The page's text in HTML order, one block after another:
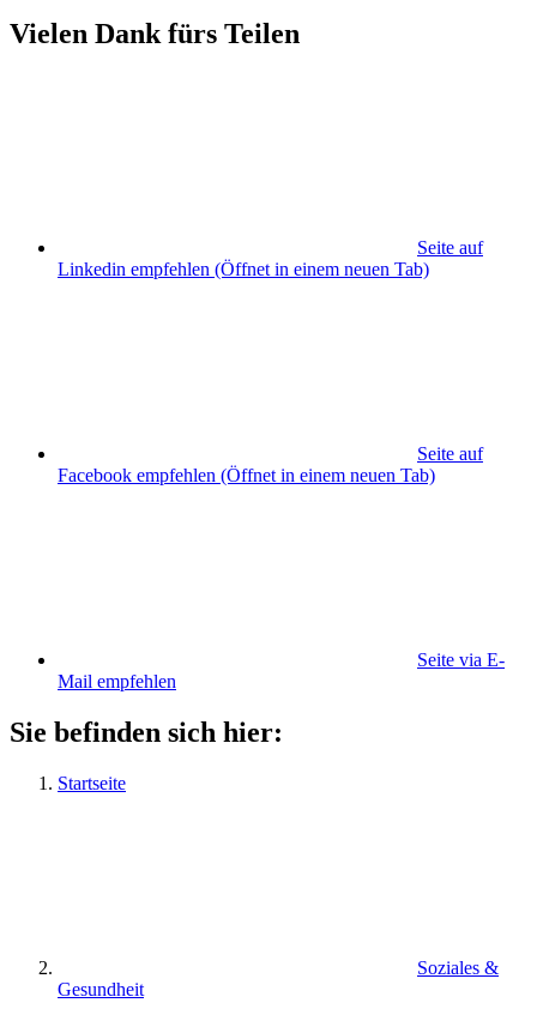
Vielen Dank fürs Teilen
Seite auf
Linkedin empfehlen (Öffnet in einem neuen Tab)
Seite auf
Facebook empfehlen (Öffnet in einem neuen Tab)
Seite via E-
Mail empfehlen
Sie befinden sich hier:
Startseite
Soziales &
Gesundheit